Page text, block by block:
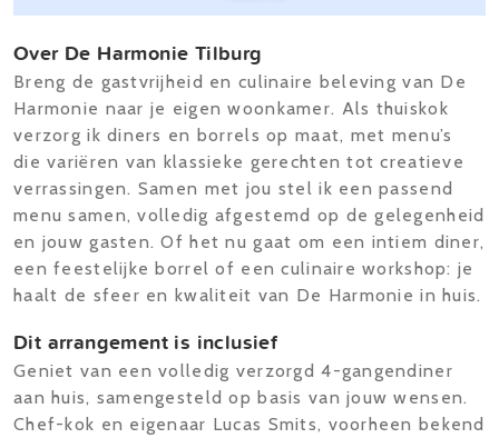
Over De Harmonie Tilburg
Breng de gastvrijheid en culinaire beleving van De
Harmonie naar je eigen woonkamer. Als thuiskok
verzorg ik diners en borrels op maat, met menu’s
die variëren van klassieke gerechten tot creatieve
verrassingen. Samen met jou stel ik een passend
menu samen, volledig afgestemd op de gelegenheid
en jouw gasten. Of het nu gaat om een intiem diner,
een feestelijke borrel of een culinaire workshop: je
haalt de sfeer en kwaliteit van De Harmonie in huis.
Dit arrangement is inclusief
Geniet van een volledig verzorgd 4-gangendiner
aan huis, samengesteld op basis van jouw wensen.
Chef-kok en eigenaar Lucas Smits, voorheen bekend